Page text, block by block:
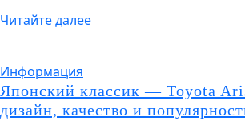
Читайте далее
Информация
Японский классик — Toyota
дизайн, качество и